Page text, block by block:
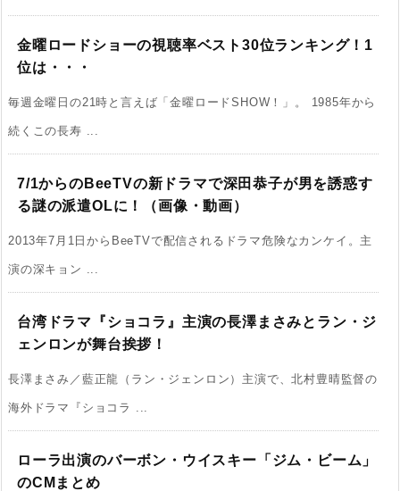
金曜ロードショーの視聴率ベスト30位ランキング！1
位は・・・
毎週金曜日の21時と言えば「金曜ロードSHOW！」。 1985年から
続くこの長寿 ...
7/1からのBeeTVの新ドラマで深田恭子が男を誘惑す
る謎の派遣OLに！（画像・動画）
2013年7月1日からBeeTVで配信されるドラマ危険なカンケイ。主
演の深キョン ...
台湾ドラマ『ショコラ』主演の長澤まさみとラン・ジ
ェンロンが舞台挨拶！
長澤まさみ／藍正龍（ラン・ジェンロン）主演で、北村豊晴監督の
海外ドラマ『ショコラ ...
ローラ出演のバーボン・ウイスキー「ジム・ビ­ーム」
のCMまとめ